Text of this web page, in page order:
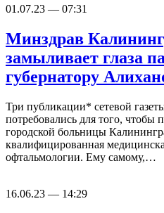
01.07.23 — 07:31
Минздрав
замыливает глаза
губернатору
Три публикации* сетевой
потребовались для того, чтобы
городской больницы
квалифицированная
офтальмологии. Ему самому,…
16.06.23 — 14:29